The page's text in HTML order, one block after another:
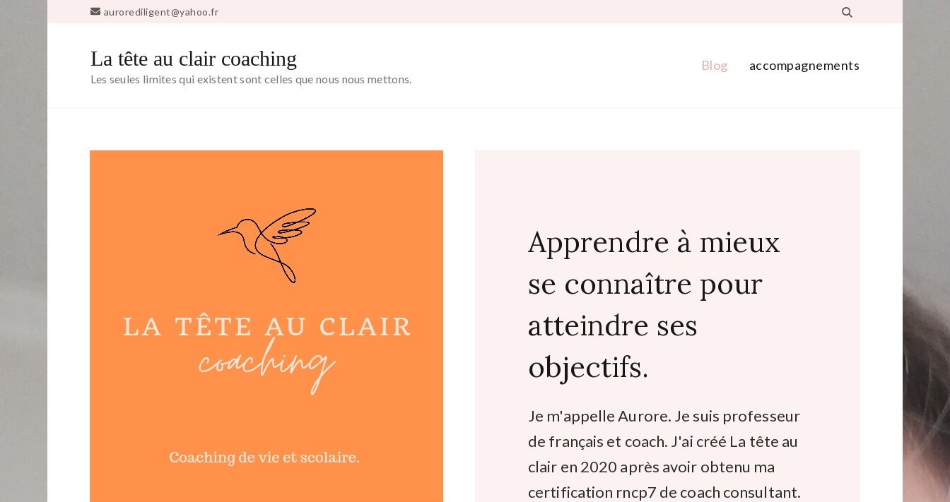
aurorediligent@yahoo.fr
La tête au clair coaching
Les seules limites qui existent sont celles que nous nous mettons.
Blog accompagnements
Apprendre à mieux
se connaître pour
atteindre ses
objectifs.
Je m'appelle Aurore. Je suis professeur
de français et coach. J'ai créé La tête au
clair en 2020 après avoir obtenu ma
certification rncp7 de coach consultant.